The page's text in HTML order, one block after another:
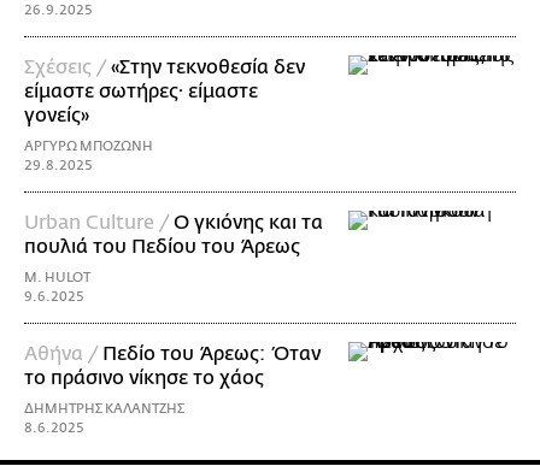
26.9.2025
Σχέσεις /«Στην τεκνοθεσία δεν
είμαστε σωτήρες· είμαστε
γονείς»
ΑΡΓΥΡΩ ΜΠΟΖΩΝΗ
29.8.2025
Urban Culture /Ο γκιόνης και τα
πουλιά του Πεδίου του Άρεως
M. HULOT
9.6.2025
Αθήνα / Πεδίο του Άρεως: Όταν
το πράσινο νίκησε το χάος
ΔΗΜΗΤΡΗΣ ΚΑΛΑΝΤΖΗΣ
8.6.2025